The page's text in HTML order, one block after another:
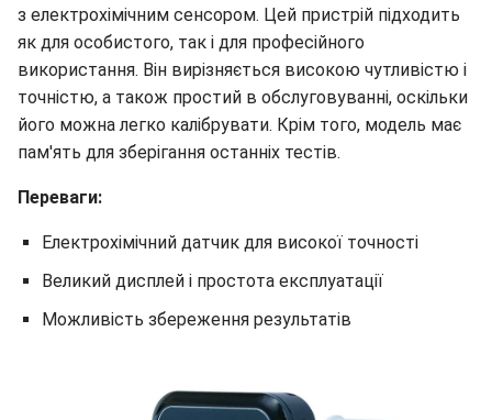
з електрохімічним сенсором. Цей пристрій підходить
як для особистого, так і для професійного
використання. Він вирізняється високою чутливістю і
точністю, а також простий в обслуговуванні, оскільки
його можна легко калібрувати. Крім того, модель має
пам'ять для зберігання останніх тестів.
Переваги:
Електрохімічний датчик для високої точності
Великий дисплей і простота експлуатації
Можливість збереження результатів